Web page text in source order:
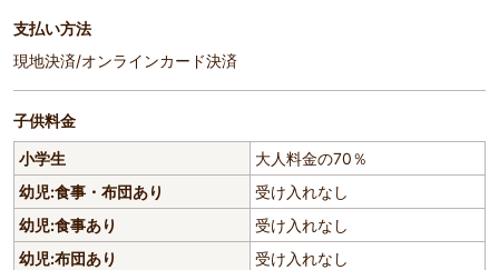
支払い方法
現地決済/オンラインカード決済
子供料金
小学生
大人料金の70％
幼児:食事・布団あり
受け入れなし
幼児:食事あり
受け入れなし
幼児:布団あり
受け入れなし